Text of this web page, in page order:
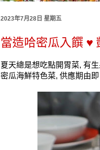
2023年7月28日 星期五
當造哈密瓜入饌 ♥
夏天總是想吃點開胃菜, 有
密瓜海鮮特色菜, 供應期由